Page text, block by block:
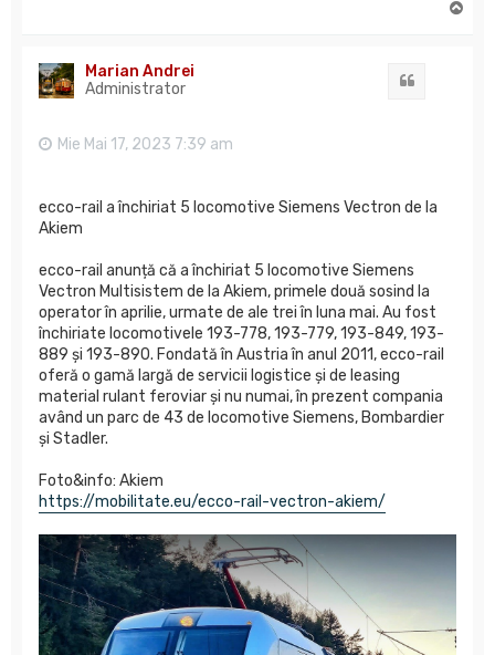
Marian Andrei
Administrator
Mie Mai 17, 2023 7:39 am
ecco-rail a închiriat 5 locomotive Siemens Vectron de la
Akiem
ecco-rail anunță că a închiriat 5 locomotive Siemens
Vectron Multisistem de la Akiem, primele două sosind la
operator în aprilie, urmate de ale trei în luna mai. Au fost
închiriate locomotivele 193-778, 193-779, 193-849, 193-
889 și 193-890. Fondată în Austria în anul 2011, ecco-rail
oferă o gamă largă de servicii logistice și de leasing
material rulant feroviar și nu numai, în prezent compania
având un parc de 43 de locomotive Siemens, Bombardier
și Stadler.
Foto&info: Akiem
https://mobilitate.eu/ecco-rail-vectron-akiem/